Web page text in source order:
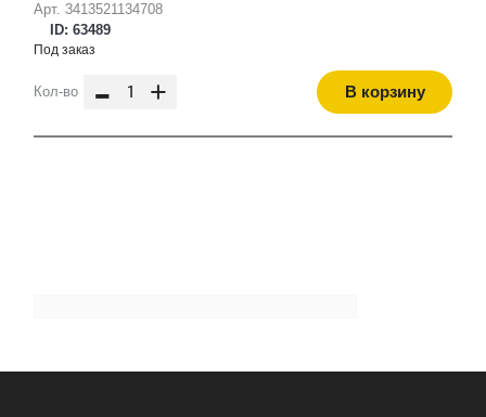
Арт. 3413521134708
ID: 63489
Под заказ
Кол-во - + В корзину